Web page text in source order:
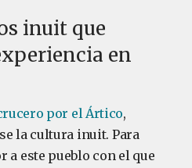
inuit que
en
por el Ártico,
la cultura inuit. Para
a este pueblo con el que